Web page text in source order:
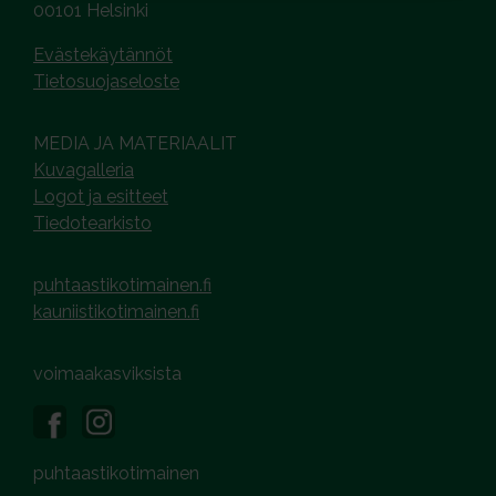
00101 Helsinki
Evästekäytännöt
Tietosuojaseloste
MEDIA JA MATERIAALIT
Kuvagalleria
Logot ja esitteet
Tiedotearkisto
puhtaastikotimainen.fi
kauniistikotimainen.fi
voimaakasviksista
puhtaastikotimainen